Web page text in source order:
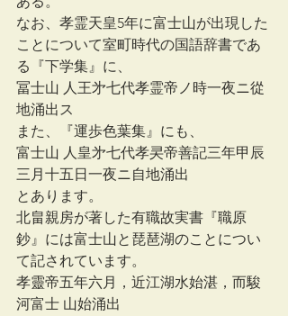
なお、孝霊天皇5年に富士山が出現した
ことについて室町時代の国語辞書であ
る『下学集』に、
冨士山 人王㐧七代孝霊帝ノ時一夜ニ從
地涌出ス
また、『運歩色葉集』にも、
富士山 人皇㐧七代孝㚑帝善記三年甲辰
三月十五日一夜ニ自地涌出
とあります。
北畠親房が著した有職故実書『職原
鈔』には富士山と琵琶湖のことについ
て記されています。
孝靈帝五年六月，近江湖水始湛，而駿
河富士 山始涌出